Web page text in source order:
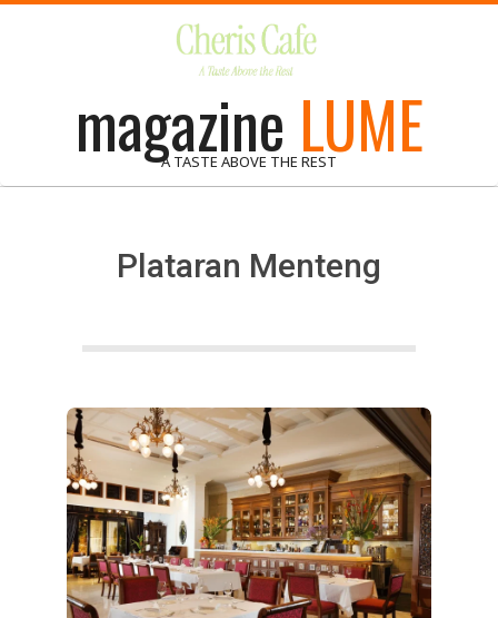
magazine LUME
A TASTE ABOVE THE REST
Plataran Menteng